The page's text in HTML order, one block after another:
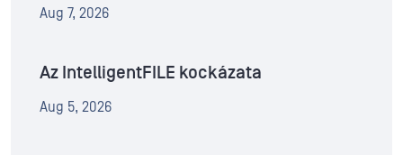
Aug 7, 2026
Az IntelligentFILE kockázata
Aug 5, 2026